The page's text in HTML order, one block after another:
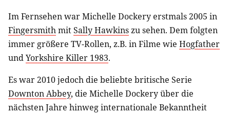
Im Fernsehen war Michelle Dockery erstmals 2005 in
FingersmithmitSally Hawkinszu sehen. Dem folgten
immer größere TV-Rollen, z.B. in Filme wie Hogfather
undYorkshire Killer 1983.
Es war 2010 jedoch die beliebte britische Serie
Downton Abbey, die Michelle Dockery über die
nächsten Jahre hinweg internationale Bekanntheit